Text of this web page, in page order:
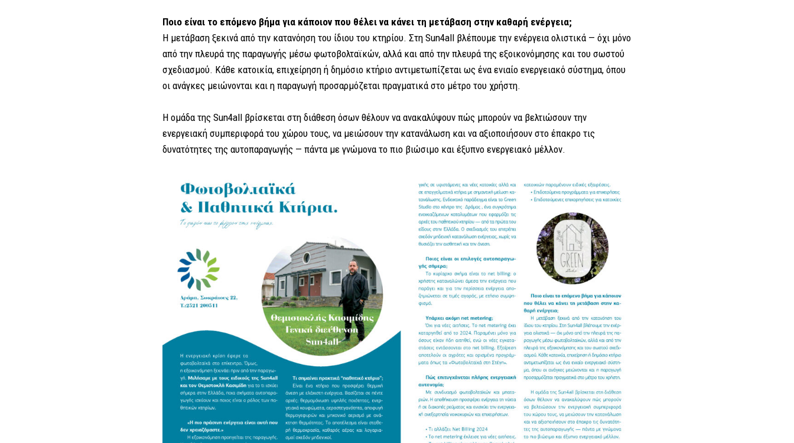
Ποιο είναι το επόμενο βήμα για κάποιον που θέλει να κάνει τη μετάβαση στην καθαρή ενέργεια;
Η μετάβαση ξεκινά από την κατανόηση του ίδιου του κτηρίου. Στη Sun4all βλέπουμε την ενέργεια ολιστικά — όχι μόνο
από την πλευρά της παραγωγής μέσω φωτοβολταϊκών, αλλά και από την πλευρά της εξοικονόμησης και του σωστού
σχεδιασμού. Κάθε κατοικία, επιχείρηση ή δημόσιο κτήριο αντιμετωπίζεται ως ένα ενιαίο ενεργειακό σύστημα, όπου
οι ανάγκες μειώνονται και η παραγωγή προσαρμόζεται πραγματικά στο μέτρο του χρήστη.
Η ομάδα της Sun4all βρίσκεται στη διάθεση όσων θέλουν να ανακαλύψουν πώς μπορούν να βελτιώσουν την
ενεργειακή συμπεριφορά του χώρου τους, να μειώσουν την κατανάλωση και να αξιοποιήσουν στο έπακρο τις
δυνατότητες της αυτοπαραγωγής — πάντα με γνώμονα το πιο βιώσιμο και έξυπνο ενεργειακό μέλλον.